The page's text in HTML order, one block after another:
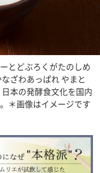
とどぶろくがたのしめ
ざわあっぱれ やまと
本の発酵食文化を国内
＊画像はイメージです